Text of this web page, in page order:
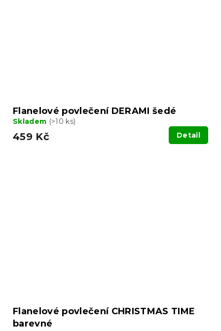
Flanelové povlečení DERAMI šedé
Skladem (>10 ks)
459 Kč Detail
Flanelové povlečení CHRISTMAS TIME
barevné